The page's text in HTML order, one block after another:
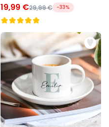
19,99 €29,99 € -33%